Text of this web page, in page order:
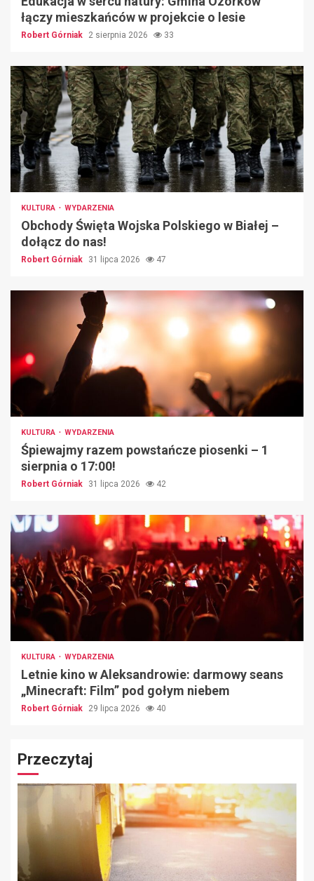
łączy mieszkańców w projekcie o lesie
Robert Górniak 2 sierpnia 2026 33
KULTURA WYDARZENIA
Obchody Święta Wojska Polskiego w Białej –
dołącz do nas!
Robert Górniak 31 lipca 2026 47
KULTURA WYDARZENIA
Śpiewajmy razem powstańcze piosenki – 1
sierpnia o 17:00!
Robert Górniak 31 lipca 2026 42
KULTURA WYDARZENIA
Letnie kino w Aleksandrowie: darmowy seans
„Minecraft: Film” pod gołym niebem
Robert Górniak 29 lipca 2026 40
Przeczytaj